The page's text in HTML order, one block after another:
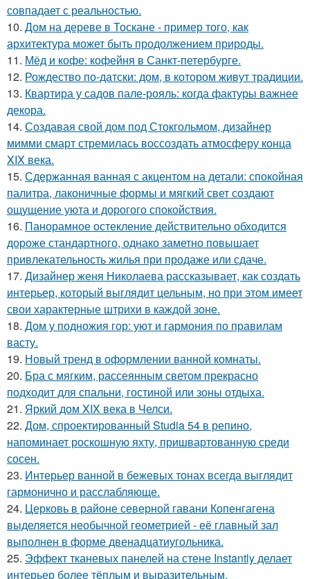
совпадает с реальностью.
10. Дом на дереве в Тоскане - пример того, как
архитектура может быть продолжением природы.
11. Мёд и кофе: кофейня в Санкт-петербурге.
12. Рождество по-датски: дом, в котором живут традиции.
13. Квартира у садов пале-рояль: когда фактуры важнее
декора.
14. Создавая свой дом под Стокгольмом, дизайнер
мимми смарт стремилась воссоздать атмосферу конца
XIX века.
15. Сдержанная ванная с акцентом на детали: спокойная
палитра, лаконичные формы и мягкий свет создают
ощущение уюта и дорогого спокойствия.
16. Панорамное остекление действительно обходится
дороже стандартного, однако заметно повышает
привлекательность жилья при продаже или сдаче.
17. Дизайнер женя Николаева рассказывает, как создать
интерьер, который выглядит цельным, но при этом имеет
свои характерные штрихи в каждой зоне.
18. Дом у подножия гор: уют и гармония по правилам
васту.
19. Новый тренд в оформлении ванной комнаты.
20. Бра с мягким, рассеянным светом прекрасно
подходит для спальни, гостиной или зоны отдыха.
21. Яркий дом XIX века в Челси.
22. Дом, спроектированный Studia 54 в репино,
напоминает роскошную яхту, пришвартованную среди
сосен.
23. Интерьер ванной в бежевых тонах всегда выглядит
гармонично и расслабляюще.
24. Церковь в районе северной гавани Копенгагена
выделяется необычной геометрией - её главный зал
выполнен в форме двенадцатиугольника.
25. Эффект тканевых панелей на стене Instantly делает
интерьер более тёплым и выразительным.